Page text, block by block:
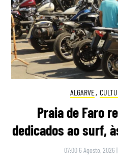
ALGARVE,
Praia de Faro
dedicados ao surf,
07:00 6 Agosto, 2026 |